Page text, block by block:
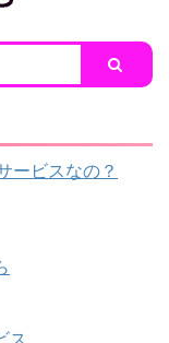
ービスなの？
ス